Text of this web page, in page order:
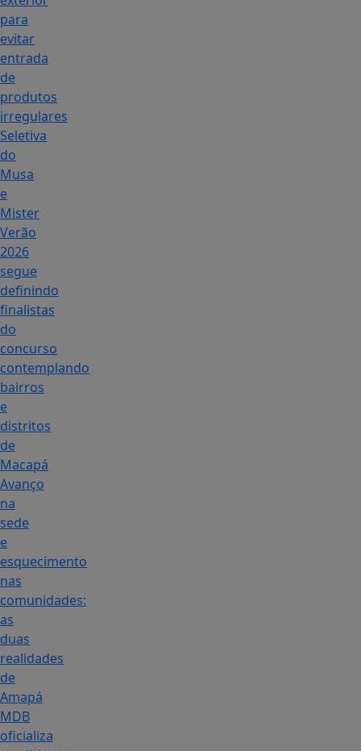
para
evitar
entrada
de
produtos
irregulares
Seletiva
do
Musa
e
Mister
Verão
2026
segue
definindo
finalistas
do
concurso
contemplando
bairros
e
distritos
de
Macapá
Avanço
na
sede
e
esquecimento
nas
comunidades:
as
duas
realidades
de
Amapá
MDB
oficializa